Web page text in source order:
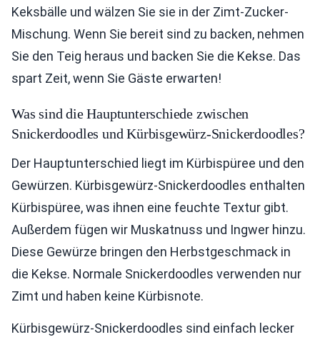
Keksbälle und wälzen Sie sie in der Zimt-Zucker-
Mischung. Wenn Sie bereit sind zu backen, nehmen
Sie den Teig heraus und backen Sie die Kekse. Das
spart Zeit, wenn Sie Gäste erwarten!
Was sind die Hauptunterschiede zwischen
Snickerdoodles und Kürbisgewürz-Snickerdoodles?
Der Hauptunterschied liegt im Kürbispüree und den
Gewürzen. Kürbisgewürz-Snickerdoodles enthalten
Kürbispüree, was ihnen eine feuchte Textur gibt.
Außerdem fügen wir Muskatnuss und Ingwer hinzu.
Diese Gewürze bringen den Herbstgeschmack in
die Kekse. Normale Snickerdoodles verwenden nur
Zimt und haben keine Kürbisnote.
Kürbisgewürz-Snickerdoodles sind einfach lecker